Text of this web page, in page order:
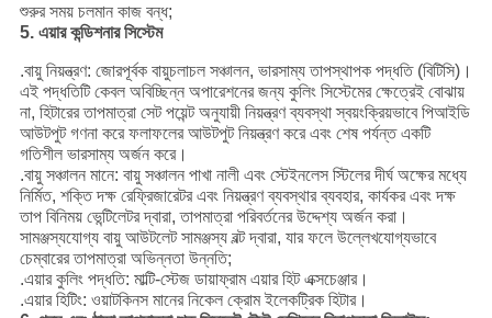
শুরুর সময় চলমান কাজ বন্ধ;
5. এয়ার কন্ডিশনার সিস্টেম
.বায়ু নিয়ন্ত্রণ: জোরপূর্বক বায়ুচলাচল সঞ্চালন, ভারসাম্য তাপস্থাপক পদ্ধতি (বিটিসি)।
এই পদ্ধতিটি কেবল অবিচ্ছিন্ন অপারেশনের জন্য কুলিং সিস্টেমের ক্ষেত্রেই বোঝায়
না, হিটারের তাপমাত্রা সেট পয়েন্ট অনুযায়ী নিয়ন্ত্রণ ব্যবস্থা স্বয়ংক্রিয়ভাবে পিআইডি
আউটপুট গণনা করে ফলাফলের আউটপুট নিয়ন্ত্রণ করে এবং শেষ পর্যন্ত একটি
গতিশীল ভারসাম্য অর্জন করে।
.বায়ু সঞ্চালন মানে: বায়ু সঞ্চালন পাখা নালী এবং স্টেইনলেস স্টিলের দীর্ঘ অক্ষের মধ্যে
নির্মিত, শক্তি দক্ষ রেফ্রিজারেটর এবং নিয়ন্ত্রণ ব্যবস্থার ব্যবহার, কার্যকর এবং দক্ষ
তাপ বিনিময় ভেন্টিলেটর দ্বারা, তাপমাত্রা পরিবর্তনের উদ্দেশ্য অর্জন করা।
সামঞ্জস্যযোগ্য বায়ু আউটলেট সামঞ্জস্য বল্ট দ্বারা, যার ফলে উল্লেখযোগ্যভাবে
চেম্বারের তাপমাত্রা অভিন্নতা উন্নতি;
.এয়ার কুলিং পদ্ধতি: মাল্টি-স্টেজ ডায়াফ্রাম এয়ার হিট এক্সচেঞ্জার।
.এয়ার হিটিং: ওয়াটকিনস মানের নিকেল ক্রোম ইলেকট্রিক হিটার।